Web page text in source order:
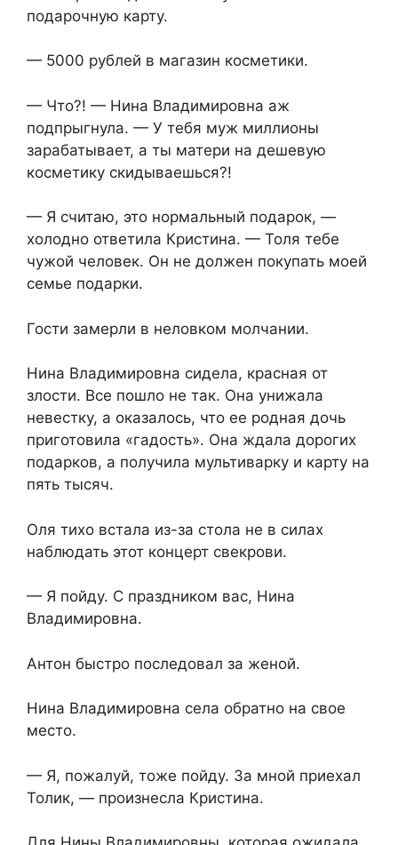
подарочную карту.
— 5000 рублей в магазин косметики.
— Что?! — Нина Владимировна аж
подпрыгнула. — У тебя муж миллионы
зарабатывает, а ты матери на дешевую
косметику скидываешься?!
— Я считаю, это нормальный подарок, —
холодно ответила Кристина. — Толя тебе
чужой человек. Он не должен покупать моей
семье подарки.
Гости замерли в неловком молчании.
Нина Владимировна сидела, красная от
злости. Все пошло не так. Она унижала
невестку, а оказалось, что ее родная дочь
приготовила «гадость». Она ждала дорогих
подарков, а получила мультиварку и карту на
пять тысяч.
Оля тихо встала из-за стола не в силах
наблюдать этот концерт свекрови.
— Я пойду. С праздником вас, Нина
Владимировна.
Антон быстро последовал за женой.
Нина Владимировна села обратно на свое
место.
— Я, пожалуй, тоже пойду. За мной приехал
Толик, — произнесла Кристина.